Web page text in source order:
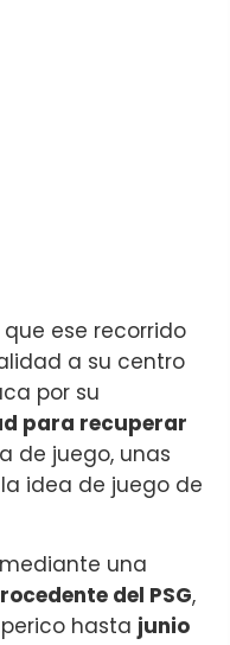
ese recorrido
a su centro
por su
para recuperar
de juego, unas
idea de juego de
una
del PSG,
hasta junio